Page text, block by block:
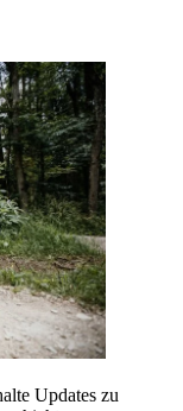
Updates zu